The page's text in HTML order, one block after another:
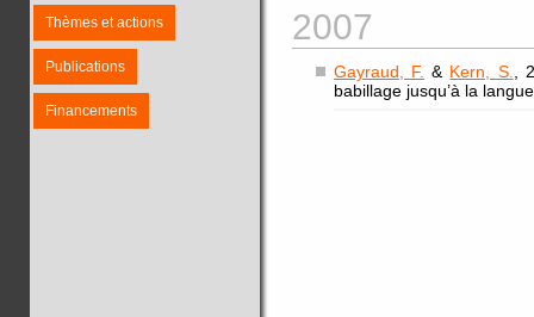
Thèmes et actions
Publications
Financements
2007
Gayraud, F. & Kern, S.
,
babillage jusqu’à la